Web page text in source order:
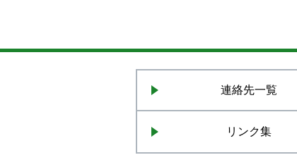
連絡先一覧
リンク集